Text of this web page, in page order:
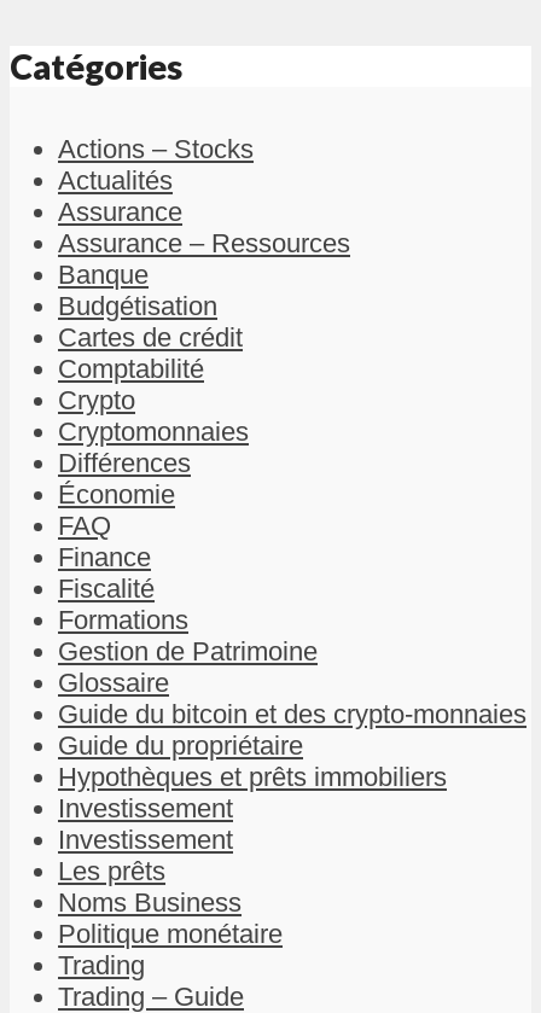
Catégories
Actions – Stocks
Actualités
Assurance
Assurance – Ressources
Banque
Budgétisation
Cartes de crédit
Comptabilité
Crypto
Cryptomonnaies
Différences
Économie
FAQ
Finance
Fiscalité
Formations
Gestion de Patrimoine
Glossaire
Guide du bitcoin et des crypto-monnaies
Guide du propriétaire
Hypothèques et prêts immobiliers
Investissement
Investissement
Les prêts
Noms Business
Politique monétaire
Trading
Trading – Guide